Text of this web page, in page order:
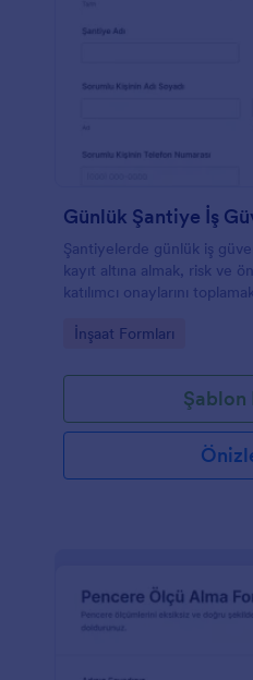
Şantiyelerde günlük iş
kayıt altına almak, risk ve
katılımcı onaylarını
Go to Category:
İnşaat Formları
Şablon